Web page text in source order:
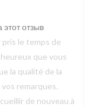
этот отзыв
pris le temps de
que vous
la qualité de la
remarques.
de nouveau à